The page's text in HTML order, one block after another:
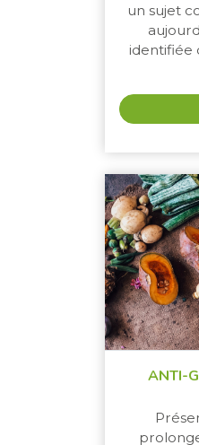
un sujet
identifiée
ANTI-